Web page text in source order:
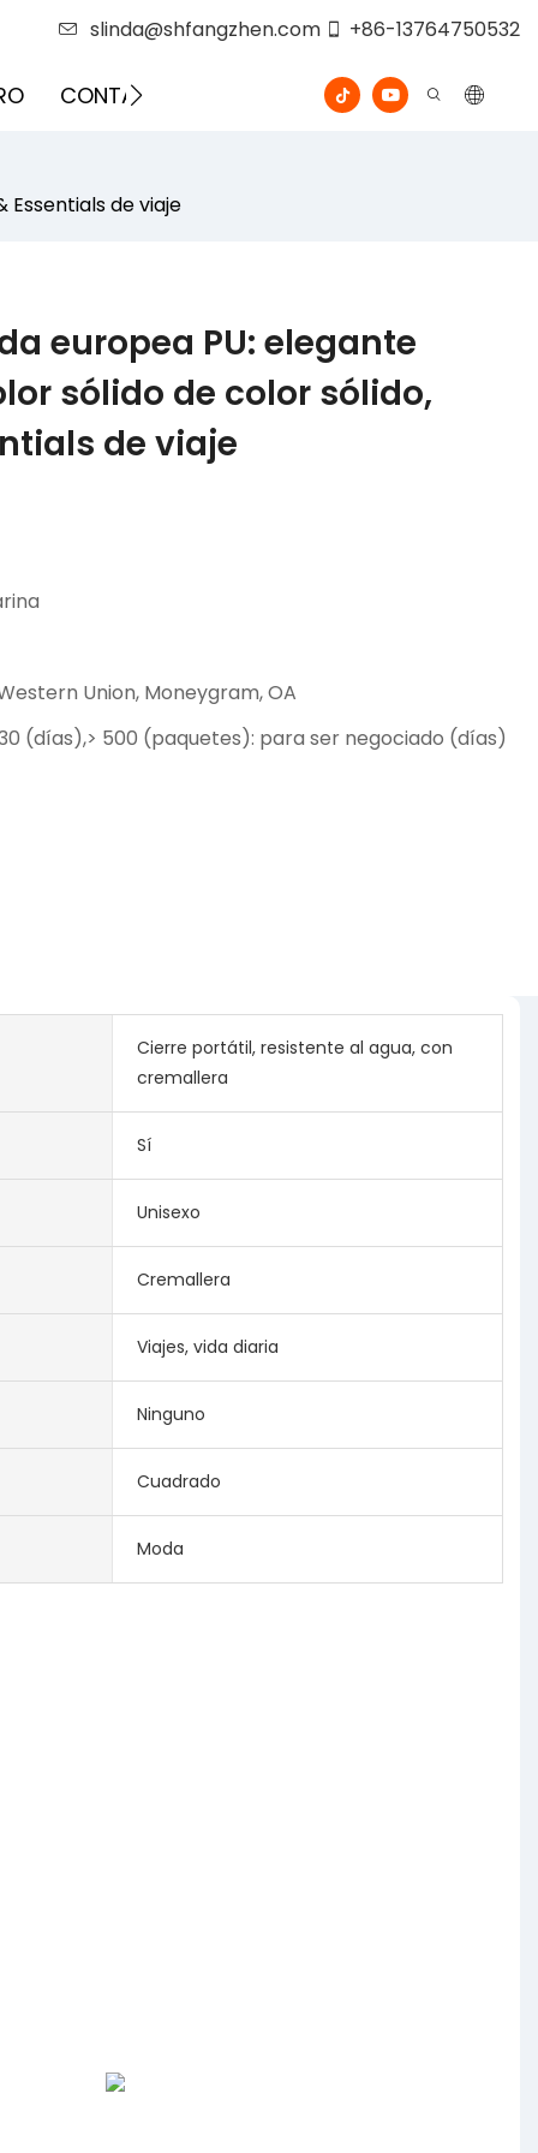
slinda@shfangzhen.com +86-13764750532
CONTÁCTENOS
de viaje
europea PU: elegante
sólido de color sólido,
de viaje
Union, Moneygram, OA
(días),> 500 (paquetes): para ser negociado (días)
Cierre portátil, resistente al agua, con
cremallera
Sí
Unisexo
Cremallera
Viajes, vida diaria
Ninguno
Cuadrado
Moda